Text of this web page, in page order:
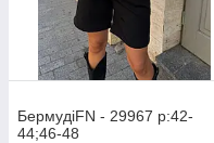
БермудіFN - 29967 р:42-
44;46-48